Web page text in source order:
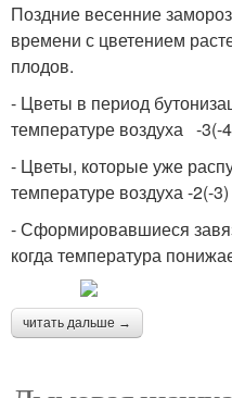
Поздние весенние
времени с цветением
плодов.
- Цветы в период
температуре воздуха -3(-
- Цветы, которые уже
температуре воздуха -2(-3)
- Сформировавшиеся
когда температура
читать дальше →